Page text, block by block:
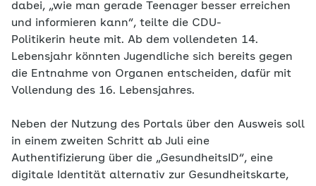
dabei, „wie man gerade Teenager besser erreichen
und informieren kann“, teilte die CDU-
Politikerin heute mit. Ab dem vollendeten 14.
Lebensjahr könnten Jugendliche sich bereits gegen
die Entnahme von Organen entscheiden, dafür mit
Vollendung des 16. Lebensjahres.
Neben der Nutzung des Portals über den Ausweis soll
in einem zweiten Schritt ab Juli eine
Authentifizierung über die „GesundheitsID“, eine
digitale Identität alternativ zur Gesundheitskarte,